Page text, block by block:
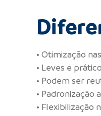
• Otimização
• Leves e
• Podem ser
• Padronização
• Flexibilização